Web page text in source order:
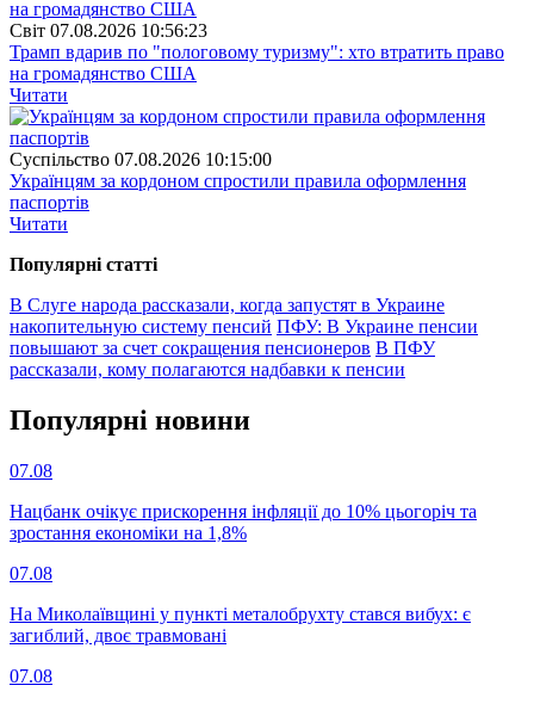
Свiт 07.08.2026 10:56:23
Трамп вдарив по "пологовому туризму": хто втратить право
на громадянство США
Читати
Суспiльство 07.08.2026 10:15:00
Українцям за кордоном спростили правила оформлення
паспортів
Читати
Популярнi статтi
В Слуге народа рассказали, когда запустят в Украине
накопительную систему пенсий ПФУ: В Украине пенсии
повышают за счет сокращения пенсионеров В ПФУ
рассказали, кому полагаются надбавки к пенсии
Популярнi новини
07.08
Нацбанк очікує прискорення інфляції до 10% цьогоріч та
зростання економіки на 1,8%
07.08
На Миколаївщині у пункті металобрухту стався вибух: є
загиблий, двоє травмовані
07.08